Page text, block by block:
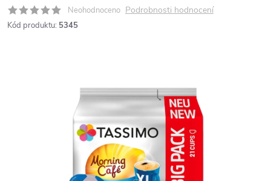
Neohodnoceno Podrobnosti hodnocení
Kód produktu: 5345